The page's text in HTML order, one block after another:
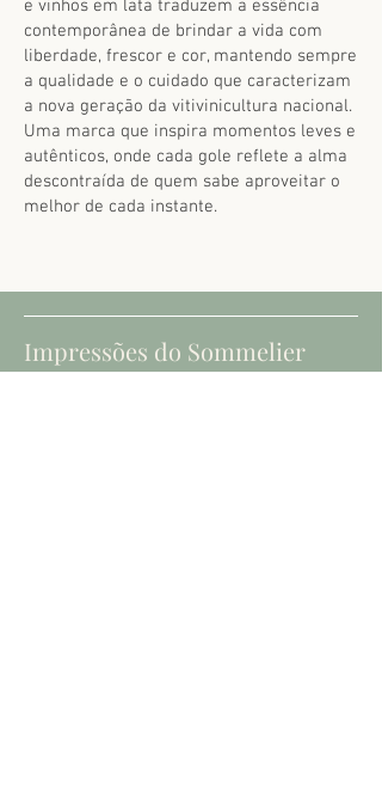
e vinhos em lata traduzem a essência
contemporânea de brindar a vida com
liberdade, frescor e cor, mantendo sempre
a qualidade e o cuidado que caracterizam
a nova geração da vitivinicultura nacional.
Uma marca que inspira momentos leves e
autênticos, onde cada gole reflete a alma
descontraída de quem sabe aproveitar o
melhor de cada instante.
Impressões do Sommelier